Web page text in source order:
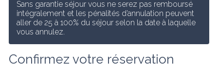
Sans garantie séjour vous ne serez pas remboursé
intégralement et les pénalités d’annulation peuvent
aller de 25 à 100% du séjour selon la date à laquelle
vous annulez.
Confirmez votre réservation